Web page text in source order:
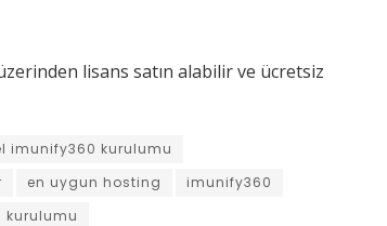
lisans satın alabilir ve ücretsiz
imunify360 kurulumu
en uygun hosting
imunify360
kurulumu